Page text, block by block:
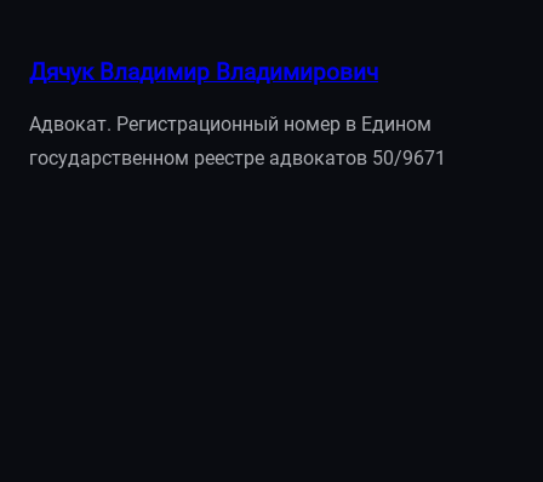
Дячук Владимир Владимирович
Адвокат. Регистрационный номер в Едином
государственном реестре адвокатов 50/9671